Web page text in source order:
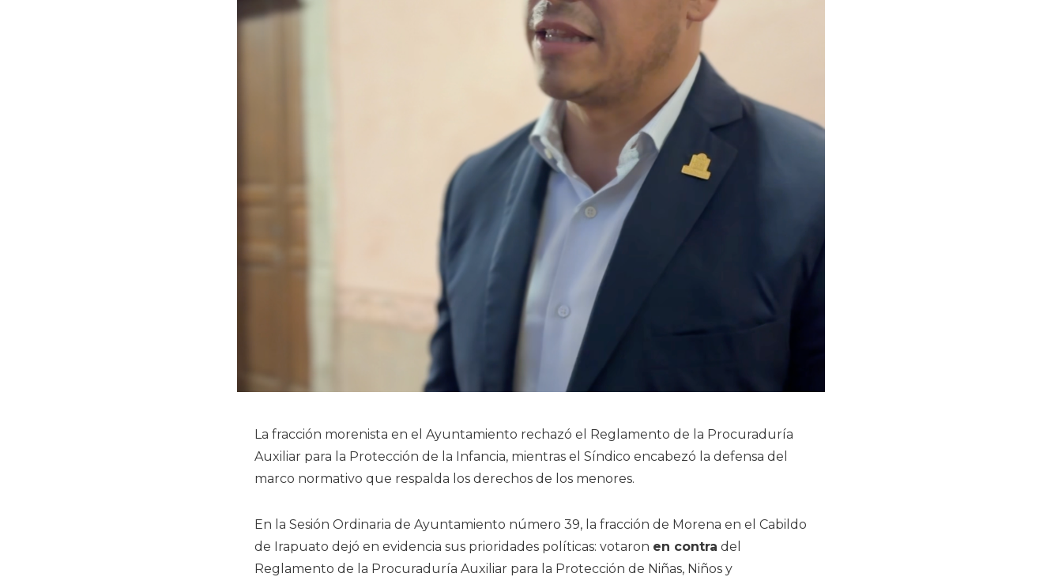
La fracción morenista en el Ayuntamiento rechazó el Reglamento de la Procuraduría
Auxiliar para la Protección de la Infancia, mientras el Síndico encabezó la defensa del
marco normativo que respalda los derechos de los menores.
En la Sesión Ordinaria de Ayuntamiento número 39, la fracción de Morena en el Cabildo
de Irapuato dejó en evidencia sus prioridades políticas: votaron en contra del
Reglamento de la Procuraduría Auxiliar para la Protección de Niñas, Niños y